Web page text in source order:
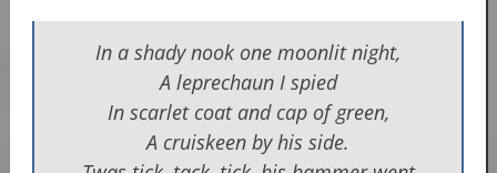
In a shady nook one moonlit night,
A leprechaun I spied
In scarlet coat and cap of green,
A cruiskeen by his side.